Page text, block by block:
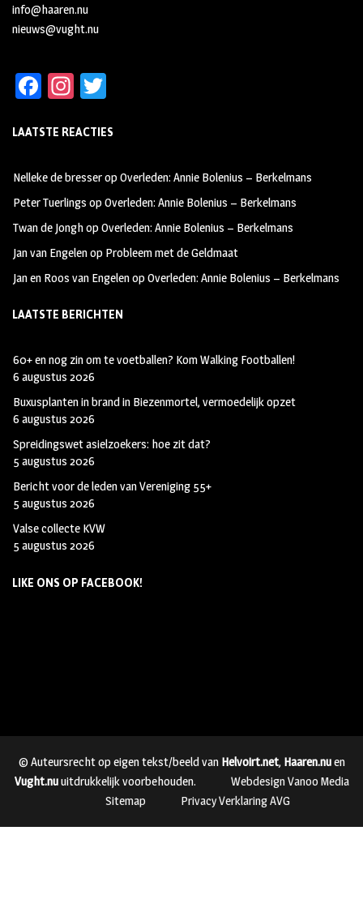
info@haaren.nu
nieuws@vught.nu
Fa
b
oo
k
In
ag
m
tt
LAATSTE REACTIES
Nelleke de bresseropOverleden: Annie Bolenius – Berkelmans
Peter Tuerlings opOverleden: Annie Bolenius – Berkelmans
Twan de JonghopOverleden: Annie Bolenius – Berkelmans
Jan van Engelenop Probleem met de Geldmaat
Jan en Roos van EngelenopOverleden: Annie Bolenius – Berkelmans
LAATSTE BERICHTEN
60+ en nog zin om te voetballen? Kom Walking Footballen!
6 augustus 2026
Buxusplanten in brand in Biezenmortel, vermoedelijk opzet
6 augustus 2026
Spreidingswet asielzoekers: hoe zit dat?
5 augustus 2026
Bericht voor de leden van Vereniging 55+
5 augustus 2026
Valse collecte KVW
5 augustus 2026
LIKE ONS OP FACEBOOK!
© Auteursrecht op eigen tekst/beeld van Helvoirt.net, Haaren.nuen
Vught.nuuitdrukkelijk voorbehouden.
Webdesign Vanoo Media
Sitemap
Privacy Verklaring AVG